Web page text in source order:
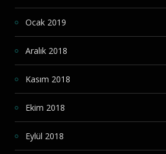
Ocak 2019
Aralık 2018
Kasım 2018
Ekim 2018
Eylül 2018